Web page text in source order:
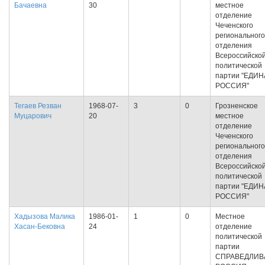
Бачаевна 30
местное
отделение
Чеченского
регионального
отделения
политической
партии
РОССИЯ"
Тегаев Резван
Муцарович
1968-07-
20
3 0
Грозненское
местное
отделение
Чеченского
регионального
отделения
политической
партии
РОССИЯ"
Хадызова Малика
Хасан-Бековна
1986-01-
24
1 0
Местное
отделение
политической
партии